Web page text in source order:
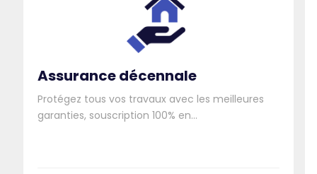
Assurance décennale
Protégez tous vos travaux avec les meilleures
garanties, souscription 100% en...